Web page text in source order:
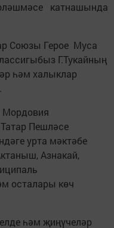
катнашында
Союзы Герое Муса
Г.Тукайның
һәм халыклар
Мордовия
Пешләсе
урта мәктәбе
Азнакай,
осталары көч
һәм җиңүчеләр